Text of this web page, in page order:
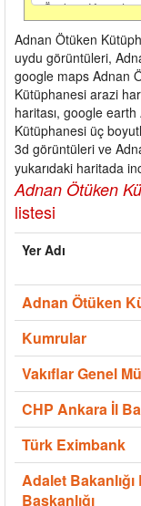
Adnan Ötüken
uydu görüntüleri,
google maps Adnan
Kütüphanesi arazi
haritası, google
Kütüphanesi üç
3d görüntüleri ve
yukarıdaki haritada
Adnan Ötüken
listesi
Yer Adı
Adnan Ötüken
Kumrular
Vakıflar Genel
CHP Ankara İl
Türk Eximbank
Adalet
Başkanlığı